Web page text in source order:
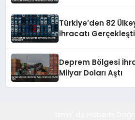
Türkiye’den 82
İhracatı Gerçekleşti
Deprem Bölgesi
Milyar Doları Aştı